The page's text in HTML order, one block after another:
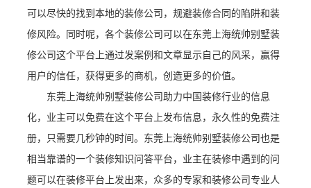
可以尽快的找到本地的装修公司，规避装修合同的陷阱和装
修风险。同时呢，各个装修公司可以在东莞上海统帅别墅装
修公司这个平台上通过发案例和文章显示自己的风采，赢得
用户的信任，获得更多的商机，创造更多的价值。
东莞上海统帅别墅装修公司助力中国装修行业的信息
化，业主可以免费在这个平台上发布信息，永久性的免费注
册，只需要几秒钟的时间。东莞上海统帅别墅装修公司也是
相当靠谱的一个装修知识问答平台，业主在装修中遇到的问
题可以在装修平台上发出来，众多的专家和装修公司专业人